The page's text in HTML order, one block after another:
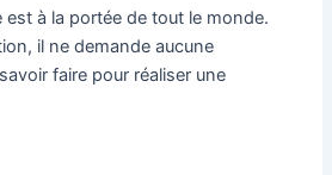
est à la portée de tout le monde.
il ne demande aucune
faire pour réaliser une